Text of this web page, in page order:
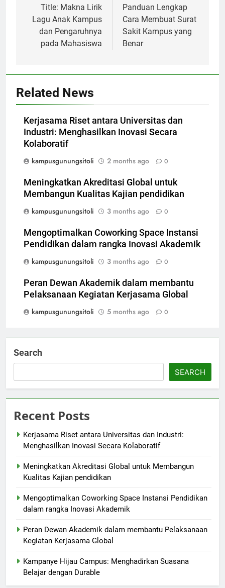
navigation
Title: Makna Lirik
Lagu Anak Kampus
dan Pengaruhnya
pada Mahasiswa
Panduan Lengkap
Cara Membuat Surat
Sakit Kampus yang
Benar
Related News
Kerjasama Riset antara Universitas dan
Industri: Menghasilkan Inovasi Secara
Kolaboratif
kampusgunungsitoli
2 months ago 0
Meningkatkan Akreditasi Global untuk
Membangun Kualitas Kajian pendidikan
kampusgunungsitoli
3 months ago 0
Mengoptimalkan Coworking Space Instansi
Pendidikan dalam rangka Inovasi Akademik
kampusgunungsitoli
3 months ago 0
Peran Dewan Akademik dalam membantu
Pelaksanaan Kegiatan Kerjasama Global
kampusgunungsitoli
5 months ago 0
Search
SEARCH
Recent Posts
Kerjasama Riset antara Universitas dan Industri:
Menghasilkan Inovasi Secara Kolaboratif
Meningkatkan Akreditasi Global untuk Membangun
Kualitas Kajian pendidikan
Mengoptimalkan Coworking Space Instansi Pendidikan
dalam rangka Inovasi Akademik
Peran Dewan Akademik dalam membantu Pelaksanaan
Kegiatan Kerjasama Global
Kampanye Hijau Campus: Menghadirkan Suasana
Belajar dengan Durable